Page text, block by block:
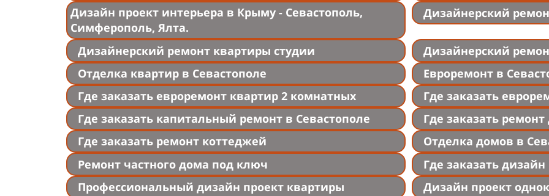
Дизайн проект интерьера в Крыму - Севастополь,
Симферополь, Ялта.
Дизайнерский
Дизайнерский ремонт квартиры студии
Дизайнерский
Отделка квартир в Севастополе
Евроремонт в
Где заказать евроремонт квартир 2 комнатных
Где заказать
Где заказать капитальный ремонт в Севастополе
Где заказать
Где заказать ремонт коттеджей
Отделка домов в
Ремонт частного дома под ключ
Где заказать дизайн
Профессиональный дизайн проект квартиры
Дизайн проект